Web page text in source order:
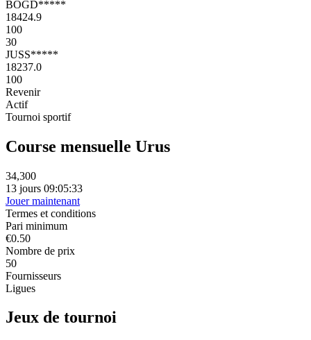
BOGD*****
18424.9
100
30
JUSS*****
18237.0
100
Revenir
Actif
Tournoi sportif
Course mensuelle Urus
34,300
13 jours 09:05:33
Jouer maintenant
Termes et conditions
Pari minimum
€0.50
Nombre de prix
50
Fournisseurs
Ligues
Jeux de tournoi